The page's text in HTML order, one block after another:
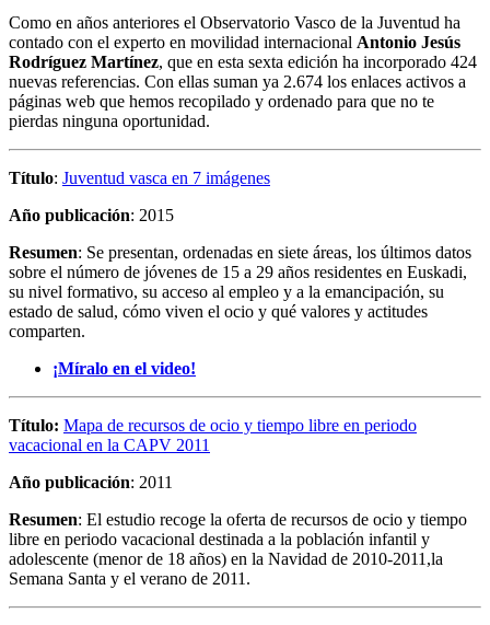
Como en años anteriores el Observatorio Vasco de la Juventud ha
contado con el experto en movilidad internacional Antonio Jesús
Rodríguez Martínez, que en esta sexta edición ha incorporado 424
nuevas referencias. Con ellas suman ya 2.674 los enlaces activos a
páginas web que hemos recopilado y ordenado para que no te
pierdas ninguna oportunidad.
Título: Juventud vasca en 7 imágenes
Año publicación: 2015
Resumen: Se presentan, ordenadas en siete áreas, los últimos datos
sobre el número de jóvenes de 15 a 29 años residentes en Euskadi,
su nivel formativo, su acceso al empleo y a la emancipación, su
estado de salud, cómo viven el ocio y qué valores y actitudes
comparten.
¡Míralo en el video!
Título: Mapa de recursos de ocio y tiempo libre en periodo
vacacional en la CAPV 2011
Año publicación: 2011
Resumen: El estudio recoge la oferta de recursos de ocio y tiempo
libre en periodo vacacional destinada a la población infantil y
adolescente (menor de 18 años) en la Navidad de 2010-2011,la
Semana Santa y el verano de 2011.